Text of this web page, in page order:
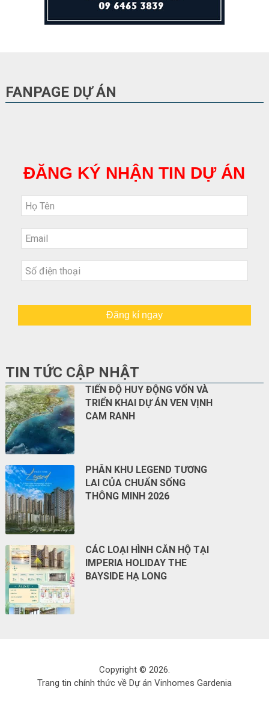
FANPAGE DỰ ÁN
ĐĂNG KÝ NHẬN TIN DỰ ÁN
Đăng kí ngay
TIN TỨC CẬP NHẬT
TIẾN ĐỘ HUY ĐỘNG VỐN VÀ
TRIỂN KHAI DỰ ÁN VEN VỊNH
CAM RANH
PHÂN KHU LEGEND TƯƠNG
LAI CỦA CHUẨN SỐNG
THÔNG MINH 2026
CÁC LOẠI HÌNH CĂN HỘ TẠI
IMPERIA HOLIDAY THE
BAYSIDE HẠ LONG
Copyright © 2026.
Trang tin chính thức về Dự án Vinhomes Gardenia